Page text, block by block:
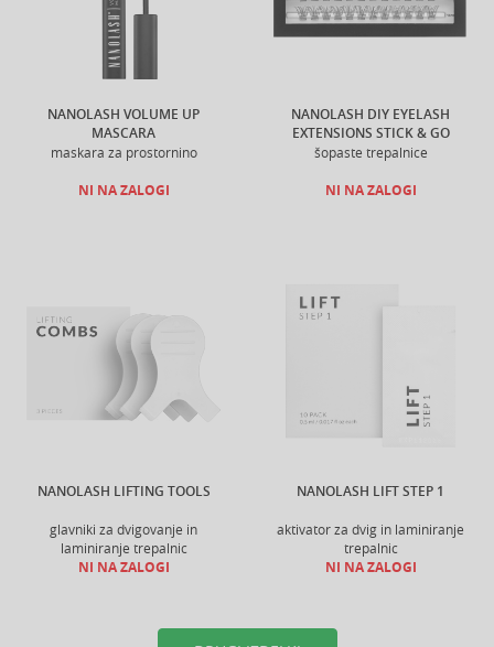
NANOLASH VOLUME UP
MASCARA
maskara za prostornino
NI NA ZALOGI
NANOLASH DIY EYELASH
EXTENSIONS STICK & GO
šopaste trepalnice
NI NA ZALOGI
NANOLASH LIFTING TOOLS
glavniki za dvigovanje in
laminiranje trepalnic
NI NA ZALOGI
NANOLASH LIFT STEP 1
aktivator za dvig in laminiranje
trepalnic
NI NA ZALOGI